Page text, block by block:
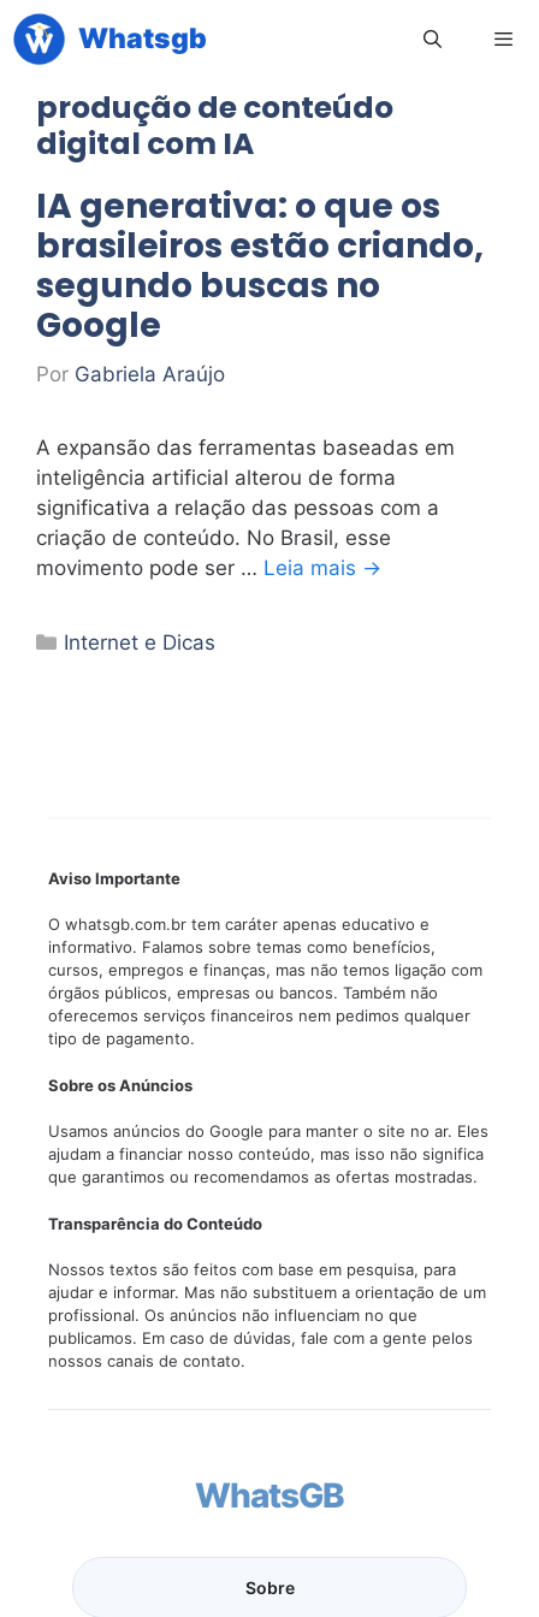
Pular
para
conteúdo
Whatsgb
produção de conteúdo
digital com IA
IA generativa: o que os
brasileiros estão criando,
segundo buscas no
Google
Por Gabriela Araújo
A expansão das ferramentas baseadas em
inteligência artificial alterou de forma
significativa a relação das pessoas com a
criação de conteúdo. No Brasil, esse
movimento pode ser … Leia mais →
Categorias
Internet e Dicas
Aviso Importante
O whatsgb.com.br tem caráter apenas educativo e
informativo. Falamos sobre temas como benefícios,
cursos, empregos e finanças, mas não temos ligação com
órgãos públicos, empresas ou bancos. Também não
oferecemos serviços financeiros nem pedimos qualquer
tipo de pagamento.
Sobre os Anúncios
Usamos anúncios do Google para manter o site no ar. Eles
ajudam a financiar nosso conteúdo, mas isso não significa
que garantimos ou recomendamos as ofertas mostradas.
Transparência do Conteúdo
Nossos textos são feitos com base em pesquisa, para
ajudar e informar. Mas não substituem a orientação de um
profissional. Os anúncios não influenciam no que
publicamos. Em caso de dúvidas, fale com a gente pelos
nossos canais de contato.
WhatsGB
Sobre